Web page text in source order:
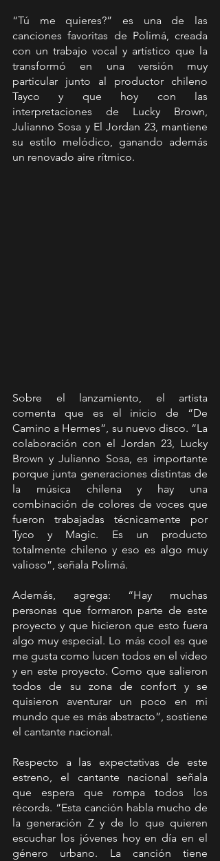
“Tú me quieres?” es una de las
canciones favoritas de Polimá, creada
con un trabajo vocal y artístico que la
transformó en una versión muy
particular junto al productor chileno
Tayco y que hoy con las
interpretaciones de Lucky Brown,
Julianno Sosa y El Jordan 23, mantiene
su estilo melódico, ganando además
un renovado aire rítmico.
Sobre el lanzamiento, el artista
comenta que es el inicio de “De
Camino a Hermes”, su nuevo disco. “La
colaboración con el Jordan 23, Lucky
Brown y Julianno Sosa, es importante
porque junta generaciones distintas de
la música chilena y hay una
combinación de colores de voces que
fueron trabajadas técnicamente por
Tyco y Magic. Es un producto
totalmente chileno y eso es algo muy
valioso”, señala Polimá.
Además, agrega: “Hay muchas
personas que formaron parte de este
proyecto y que hicieron que esto fuera
algo muy especial. Lo más cool es que
me gusta como lucen todos en el video
y en este proyecto. Como que salieron
todos de su zona de confort y se
quisieron aventurar un poco en mi
mundo que es más abstracto”, sostiene
el cantante nacional.
Respecto a las expectativas de este
estreno, el cantante nacional señala
que espera que rompa todos los
récords. “Esta canción habla mucho de
la generación Z y de lo que quieren
escuchar los jóvenes hoy en día en el
género urbano. La canción tiene